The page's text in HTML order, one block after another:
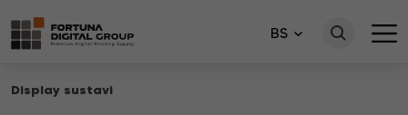
BS
Display sustavi